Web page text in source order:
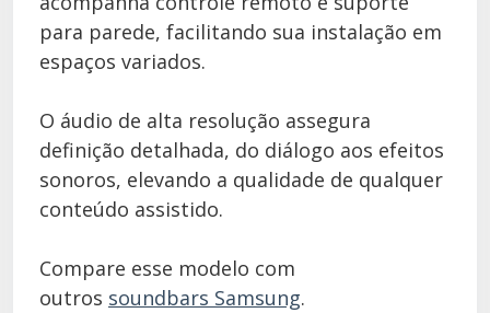
para parede, facilitando sua instalação em
espaços variados.
O áudio de alta resolução assegura
definição detalhada, do diálogo aos efeitos
sonoros, elevando a qualidade de qualquer
conteúdo assistido.
Compare esse modelo com
outros soundbars Samsung.